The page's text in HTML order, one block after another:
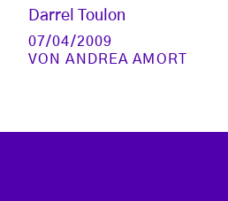
Darrel Toulon
07/04/2009
VONANDREA AMORT